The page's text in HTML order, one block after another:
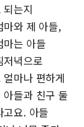
는지
와 제 아들,
마는 아들
저녁으로
마나 편하게
들과 친구 둘
고요. 아들